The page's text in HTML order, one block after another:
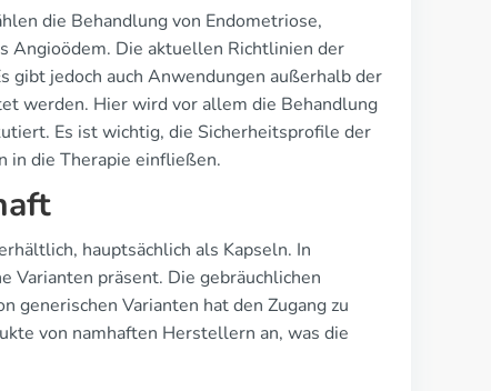
die Behandlung von Endometriose,
Angioödem. Die aktuellen Richtlinien der
gibt jedoch auch Anwendungen außerhalb der
werden. Hier wird vor allem die Behandlung
Es ist wichtig, die Sicherheitsprofile der
in die Therapie einfließen.
hauptsächlich als Kapseln. In
Varianten präsent. Die gebräuchlichen
generischen Varianten hat den Zugang zu
von namhaften Herstellern an, was die